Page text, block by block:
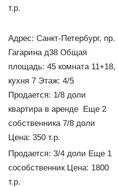
т.р.
Адрес: Санкт-Петербург, пр.
Гагарина д38 Общая
площадь: 45 комната 11+18,
кухня 7 Этаж: 4/5
Продается: 1/8 доли
квартира в аренде Еще 2
собственника 7/8 доли
Цена: 350 т.р.
Продается: 3/4 доли Еще 1
cособственник Цена: 1800
т.р.